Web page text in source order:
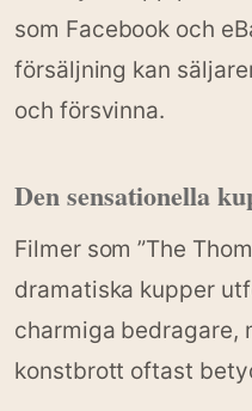
som Facebook och
försäljning kan
och försvinna.
Den sensationella
Filmer som ”The
dramatiska kupper
charmiga bedragare,
konstbrott oftast